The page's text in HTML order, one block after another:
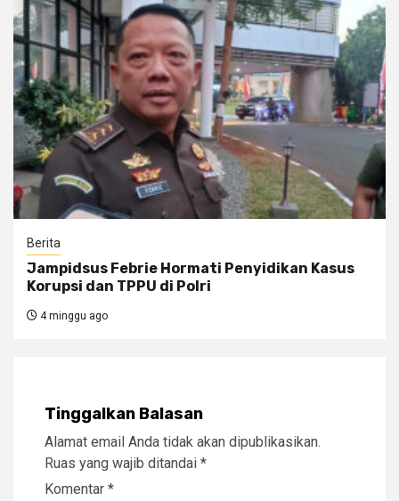
Berita
Jampidsus Febrie Hormati Penyidikan Kasus
Korupsi dan TPPU di Polri
4 minggu ago
Tinggalkan Balasan
Alamat email Anda tidak akan dipublikasikan.
Ruas yang wajib ditandai *
Komentar *